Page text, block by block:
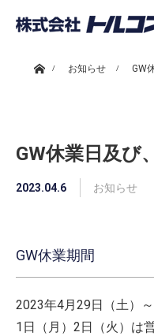
ホームお知らせ GW
GW休業日及び
2023.04.6 お知らせ
GW休業期間
2023年4月29日（土）
1日（月）2日（火）は